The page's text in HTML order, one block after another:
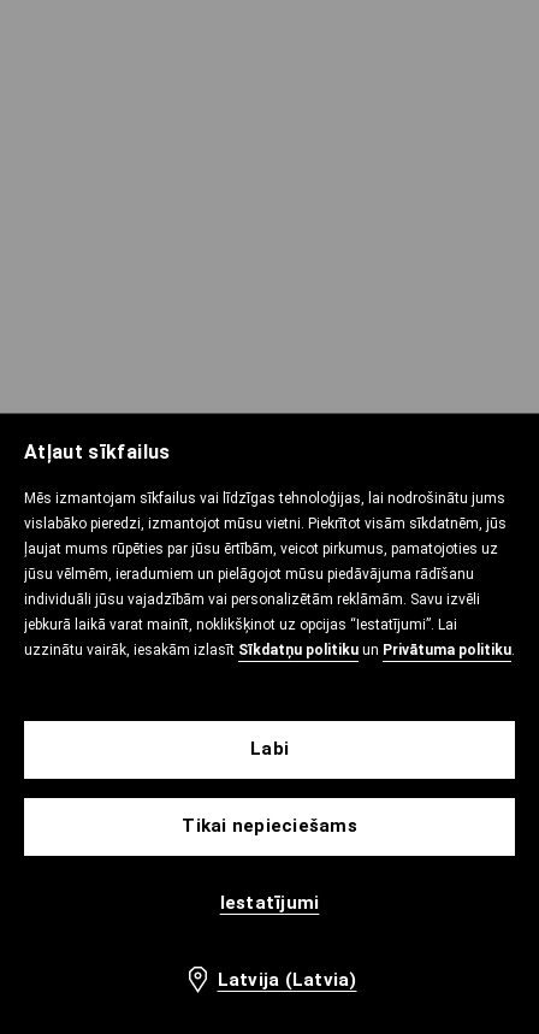
Atļaut sīkfailus
Mēs izmantojam sīkfailus vai līdzīgas tehnoloģijas, lai nodrošinātu jums
vislabāko pieredzi, izmantojot mūsu vietni. Piekrītot visām sīkdatnēm, jūs
ļaujat mums rūpēties par jūsu ērtībām, veicot pirkumus, pamatojoties uz
jūsu vēlmēm, ieradumiem un pielāgojot mūsu piedāvājuma rādīšanu
individuāli jūsu vajadzībām vai personalizētām reklāmām. Savu izvēli
jebkurā laikā varat mainīt, noklikšķinot uz opcijas “Iestatījumi”. Lai
uzzinātu vairāk, iesakām izlasīt Sīkdatņu politiku un Privātuma politiku.
Tikai nepieciešams
Iestatījumi
Labi
Latvija (Latvia)